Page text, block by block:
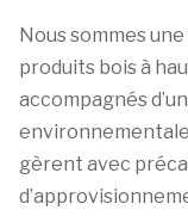
Nous sommes
produits bois à
accompagnés
gèrent avec